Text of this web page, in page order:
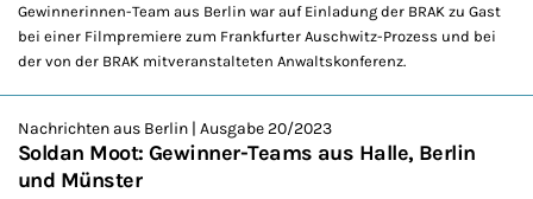
Gewinnerinnen-Team aus Berlin war auf Einladung der BRAK zu Gast
bei einer Filmpremiere zum Frankfurter Auschwitz-Prozess und bei
der von der BRAK mitveranstalteten Anwaltskonferenz.
Nachrichten aus Berlin | Ausgabe 20/2023
Soldan Moot: Gewinner-Teams aus Halle, Berlin
und Münster